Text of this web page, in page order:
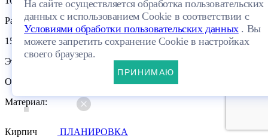
Размеры:
15.63×14.62м
Этажей:
Одноэтажный
Материал:
Кирпич
ПЛАНИРОВКА
На сайте осуществляется обработка пользовательских
данных с использованием Cookie в соответствии с
Условиями обработки пользовательских данных. Вы
можете запретить сохранение Cookie в настройках
своего браузера.
ПРИНИМАЮ